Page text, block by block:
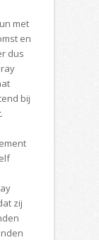
met
en
dus
bij
.
zij